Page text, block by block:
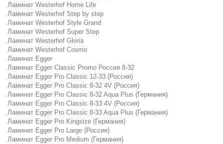
Ламинат Westerhof Home Life
Ламинат Westerhof Step by step
Ламинат Westerhof Style Grand
Ламинат Westerhof Super Step
Ламинат Westerhof Gloria
Ламинат Westerhof Cosmo
Ламинат Egger
Ламинат Egger Classic Promo Россия 8-32
Ламинат Egger Pro Classic 12-33 (Россия)
Ламинат Egger Pro Classic 8-32 4V (Россия)
Ламинат Egger Pro Classic 8-32 Aqua Plus (Германия)
Ламинат Egger Pro Classic 8-33 4V (Россия)
Ламинат Egger Pro Classic 8-33 Aqua Plus (Германия)
Ламинат Egger Pro Kingsize (Германия)
Ламинат Egger Pro Large (Россия)
Ламинат Egger Pro Medium (Германия)